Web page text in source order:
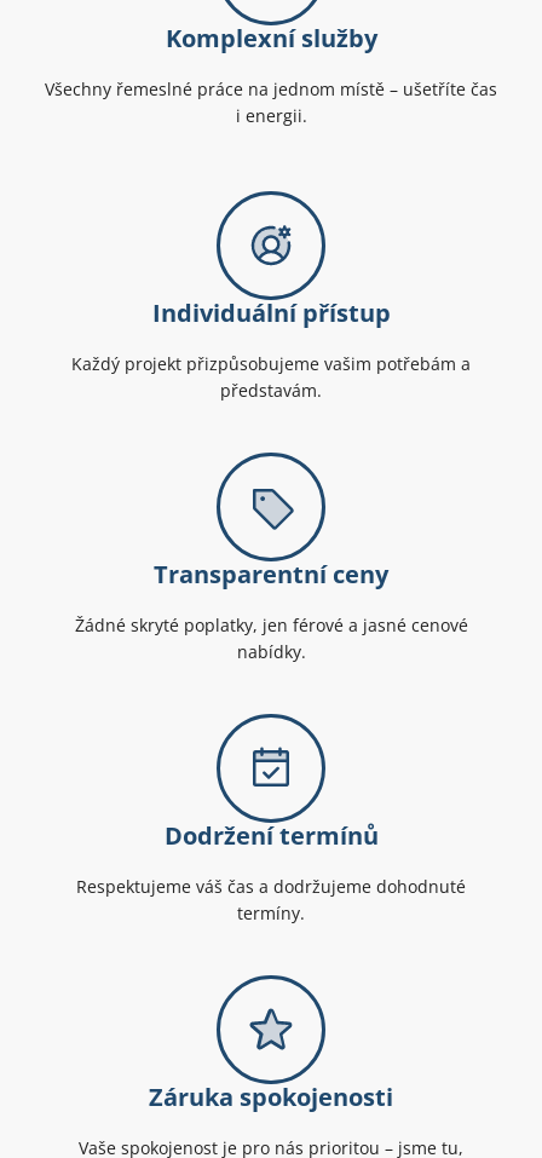
Komplexní služby
Všechny řemeslné práce na jednom místě – ušetříte čas
i energii.
Individuální přístup
Každý projekt přizpůsobujeme vašim potřebám a
představám.
Transparentní ceny
Žádné skryté poplatky, jen férové a jasné cenové
nabídky.
Dodržení termínů
Respektujeme váš čas a dodržujeme dohodnuté
termíny.
Záruka spokojenosti
Vaše spokojenost je pro nás prioritou – jsme tu,